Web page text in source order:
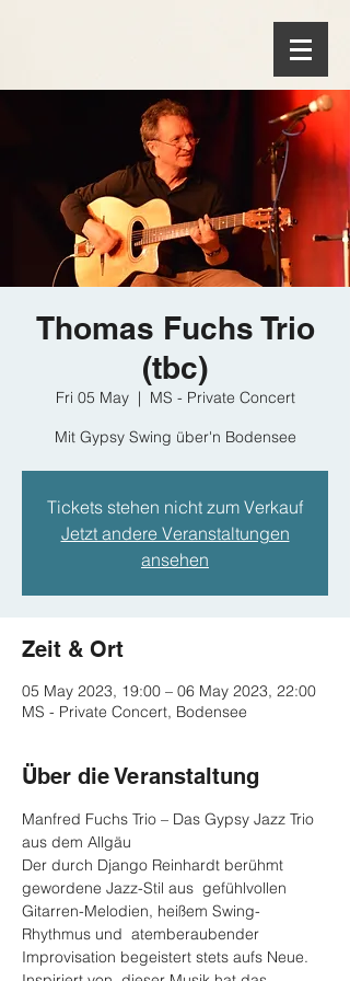
Thomas Fuchs Trio
(tbc)
Fri 05 May
  |
MS - Private Concert
Mit Gypsy Swing über'n Bodensee
Tickets stehen nicht zum Verkauf
Jetzt andere Veranstaltungen
ansehen
Zeit & Ort
05 May 2023, 19:00 – 06 May 2023, 22:00
MS - Private Concert, Bodensee
Über die Veranstaltung
Manfred Fuchs Trio – Das Gypsy Jazz Trio
aus dem Allgäu
Der durch Django Reinhardt berühmt
gewordene Jazz-Stil aus  gefühlvollen
Gitarren-Melodien, heißem Swing-
Rhythmus und  atemberaubender
Improvisation begeistert stets aufs Neue.